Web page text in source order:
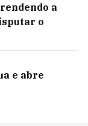
a
o
e abre